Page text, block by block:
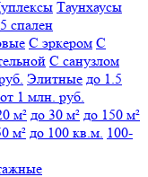
Таунхаусы
5 спален
С эркером С
С санузлом
Элитные до 1.5
от 1 млн. руб.
м² до 30 м² до 150 м²
м² до 100 кв.м. 100-